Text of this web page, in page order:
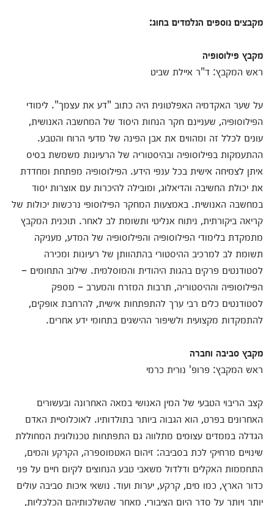
מקבצים נוספים הנלמדים בחוג:
מקבץ פילוסופיה
ראש המקבץ: ד"ר איילת שביט
על שער האקדמיה האפלטונית היה כתוב "דע את עצמך". לימודי
הפילוסופיה, שעניינם חקר הנחות היסוד של המחשבה האנושית,
עונים לכלל זה ומהווים את אבן הפינה של מדעי הרוח והטבע.
ההתעמקות בפילוסופיה ובהיסטוריה של הרעיונות משמשת בסיס
איתן לצמיחה אישית בכל ענפי הידע. הפילוסופיה מפתחת ומחדדת
את יכולת החשיבה והדיאלוג, ומובילה להיכרות עם אוצרות יסוד
במחשבה האנושית. באמצעות המחקר הפילוסופי נרכשות יכולות של
קריאה ביקורתית, ניתוח אנליטי ותשומת לב לאחר. תוכנית המקבץ
מתמקדת בלימודי הפילוסופיה והפילוסופיה של המדע, מעניקה
תשומת לב למרכיב ההיסטורי בהתהוותן של רעיונות ומכירה
לסטודנטים פרקים בהגות היהודית והמוסלמית. שילוב התחומים –
הפילוסופיה וההיסטוריה, תרבות המזרח והמערב – מספק
לסטודנטים כלים רבי ערך להתפתחות אישית, להרחבת אופקים,
להתמקדות מקצועית ולשיפור ההישגים בתחומי ידע אחרים.
מקבץ סביבה וחברה
ראש המקבץ: פרופ' נורית כרמי
קצב הריבוי הטבעי של המין האנושי במאה האחרונה ובעשורים
האחרונים בפרט, הוא הגבוה ביותר בתולדותיו. לאוכלוסיית האדם
הגדלה בממדים עצומים מתלווה גם התפתחות טכנולוגית המחוללת
שינויים מרחיקי לכת בסביבה: זיהום האטמוספרה, הקרקע והמים,
התחממות האקלים ודלדול משאבי טבע הנחוצים לקיום חיים על פני
כדור הארץ, כמו מים, קרקע, יערות ועוד. נושאי איכות סביבה עולים
יותר ויותר על סדר היום הציבורי, מאחר שהשלכותיהם הכלכליות,